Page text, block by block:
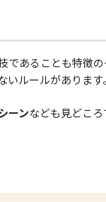
あることも特徴
ルールがあります。
ーンなども見どころ